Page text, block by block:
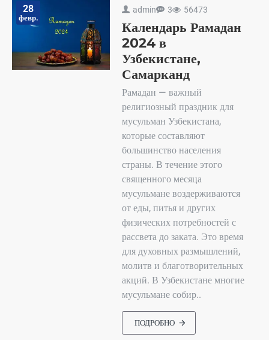
28
февр.
admin 3 56473
Календарь Рамадан
2024 в
Узбекистане,
Самарканд
Рамадан — важный
религиозный праздник для
мусульман Узбекистана,
которые составляют
большинство населения
страны. В течение этого
священного месяца
мусульмане воздерживаются
от еды, питья и других
физических потребностей с
рассвета до заката. Это время
для духовных размышлений,
молитв и благотворительных
акций. В Узбекистане многие
мусульмане собир..
ПОДРОБНО